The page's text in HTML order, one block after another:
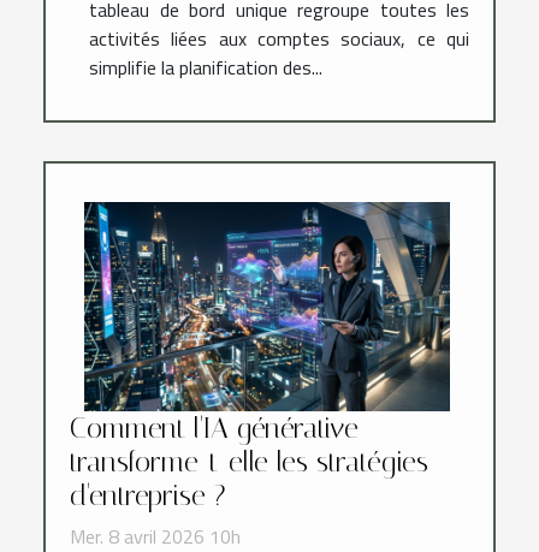
tableau de bord unique regroupe toutes les
activités liées aux comptes sociaux, ce qui
simplifie la planification des...
Comment l'IA générative
transforme-t-elle les stratégies
d'entreprise ?
Mer. 8 avril 2026 10h